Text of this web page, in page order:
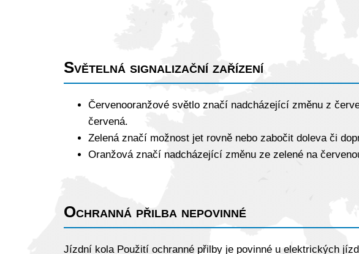
Světelná signalizační zařízení
Červenooranžové světlo značí nadcházející změnu z
červená.
Zelená značí možnost jet rovně nebo zabočit doleva či
Oranžová značí nadcházející změnu ze zelené na
Ochranná přilba nepovinné
Jízdní kola Použití ochranné přilby je povinné u elektrických